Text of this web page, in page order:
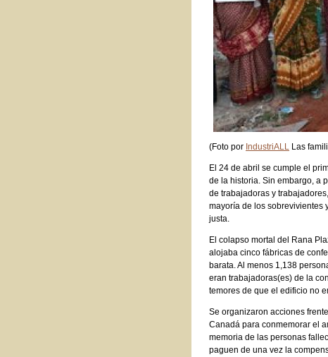
(Foto por IndustriALL Las
El 24 de abril se cumple el
de la historia. Sin embargo, a
de trabajadoras y
mayoría de los sobrevivientes
justa.
El colapso mortal del Rana
alojaba cinco fábricas de
barata. Al menos 1,138
eran trabajadoras(es) de la
temores de que el edificio no
Se organizaron acciones
Canadá para conmemorar el
memoria de las personas
paguen de una vez la